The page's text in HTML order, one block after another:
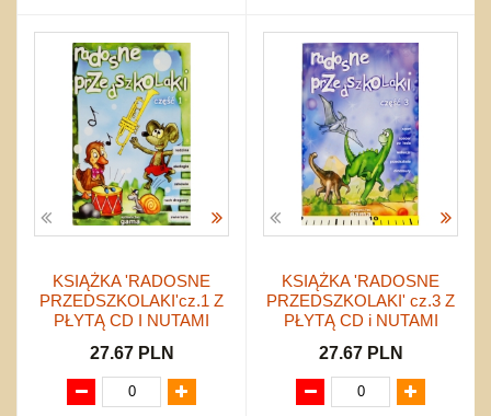
KSIĄŻKA 'RADOSNE
PRZEDSZKOLAKI'cz.1 Z
PŁYTĄ CD I NUTAMI
27.67 PLN
KSIĄŻKA 'RADOSNE
PRZEDSZKOLAKI' cz.3 Z
PŁYTĄ CD i NUTAMI
27.67 PLN